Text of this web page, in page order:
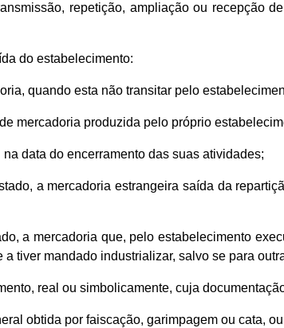
repetição, ampliação ou recepção
do estabelecimento:
quando esta não transitar pelo
mercadoria produzida pelo próprio
na data do encerramento das suas atividades;
a mercadoria estrangeira saída da
a mercadoria que, pelo estabelecimento
tiver mandado industrializar, salvo se para
real ou simbolicamente, cuja
obtida por faiscação, garimpagem ou cata,